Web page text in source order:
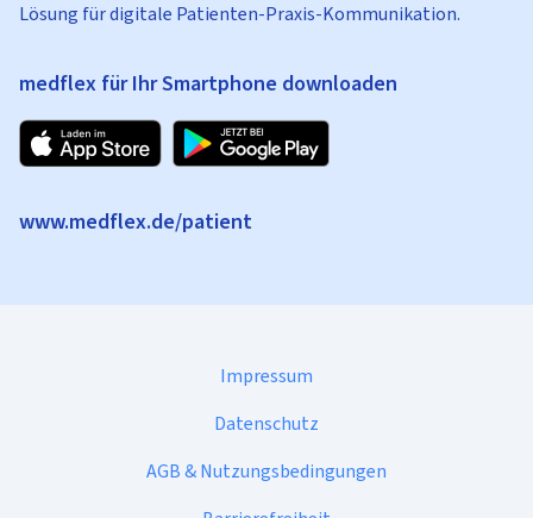
Lösung für digitale Patienten-Praxis-Kommunikation.
medflex für Ihr Smartphone downloaden
www.medflex.de/patient
Impressum
Datenschutz
AGB & Nutzungsbedingungen